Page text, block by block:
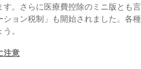
。さらに医療費控除のミニ版とも言
ション税制」も開始されました。各種
。
注意